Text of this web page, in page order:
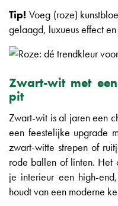
Tip! Voeg (roze)
gelaagd, luxueus effect
Zwart-wit met
pit
Zwart-wit is al jaren een
een feestelijke upgrade
zwart-witte strepen of
rode ballen of linten. Het
je interieur een high-
houdt van een moderne